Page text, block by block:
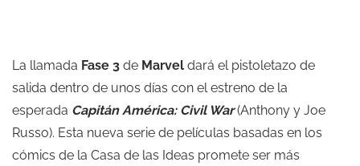
La llamada Fase 3 de Marvel dará el pistoletazo de
salida dentro de unos días con el estreno de la
esperada Capitán América: Civil War (Anthony y Joe
Russo). Esta nueva serie de películas basadas en los
cómics de la Casa de las Ideas promete ser más